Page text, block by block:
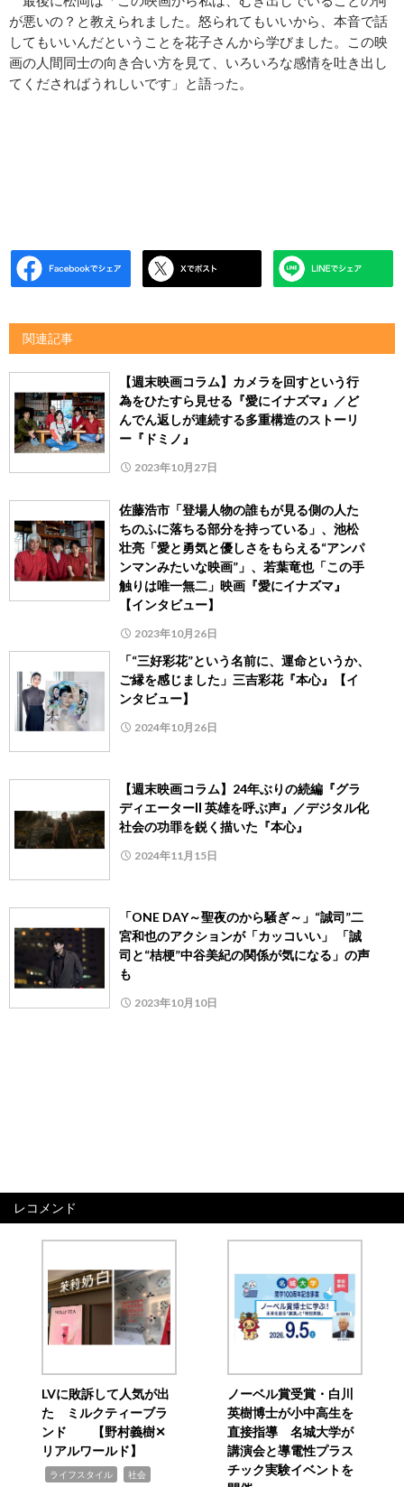
が悪いの？と教えられました。怒られてもいいから、本音で話
してもいいんだということを花子さんから学びました。この映
画の人間同士の向き合い方を見て、いろいろな感情を吐き出し
てくださればうれしいです」と語った。
関連記事
【週末映画コラム】カメラを回すという行
為をひたすら見せる『愛にイナズマ』／ど
んでん返しが連続する多重構造のストーリ
ー『ドミノ』
2023年10月27日
佐藤浩市「登場人物の誰もが見る側の人た
ちのふに落ちる部分を持っている」、池松
壮亮「愛と勇気と優しさをもらえる“アンパ
ンマンみたいな映画”」、若葉竜也「この手
触りは唯一無二」映画『愛にイナズマ』
【インタビュー】
2023年10月26日
「“三好彩花”という名前に、運命というか、
ご縁を感じました」三吉彩花『本心』【イ
ンタビュー】
2024年10月26日
【週末映画コラム】24年ぶりの続編『グラ
ディエーターⅡ 英雄を呼ぶ声』／デジタル化
社会の功罪を鋭く描いた『本心』
2024年11月15日
「ONE DAY～聖夜のから騒ぎ～」“誠司”二
宮和也のアクションが「カッコいい」 「誠
司と“桔梗”中谷美紀の関係が気になる」の声
も
2023年10月10日
レコメンド
LVに敗訴して人気が出
た ミルクティーブラ
ンド 【野村義樹✕
リアルワールド】
ライフスタイル 社会
ノーベル賞受賞・白川
英樹博士が小中高生を
直接指導 名城大学が
講演会と導電性プラス
チック実験イベントを